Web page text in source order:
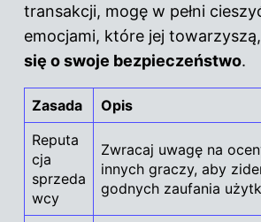
transakcji, mogę w pełni
emocjami, które jej towarzyszą,
się o swoje bezpieczeństwo.
Zasada
Opis
Reputa
cja
sprzeda
wcy
Zwracaj uwagę na
innych graczy, aby
godnych zaufania